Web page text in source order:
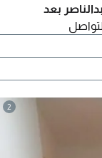
عبدالناصر بعد
2